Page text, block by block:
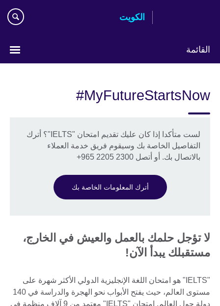
الكويت
القائمة
MyFutureStartsNow#
لست متأكدا إذا كان عليك تقديم امتحان "IELTS"؟ أترك
التفاصيل الخاصة بك وسيقوم فريق خدمة العملاء
بالاتصال بك. أو أتصل 2300 2205 965+
أترك المعلومات الخاصة بك
لا تؤجل حلمك بالعمل والعيش في الخارج،
مستقبلك يبدأ الآن!
"IELTS" هو امتحان اللغة الإنجليزية الدولي الأكثر شهرة على
مستوى العالم، حيث يفتح الأبواب نحو الهجرة والدراسة في 140
دولة حول العالم. امتحان "IELTS" معتمد من 9 آلاف منظمة في